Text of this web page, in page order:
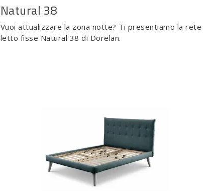
Natural 38
Vuoi attualizzare la zona notte? Ti presentiamo la rete
letto fisse Natural 38 di Dorelan.